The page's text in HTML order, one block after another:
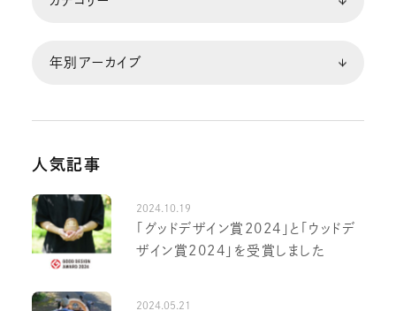
人気記事
2024.10.19
「グッドデザイン賞2024」と「ウッドデ
ザイン賞2024」を受賞しました
2024.05.21